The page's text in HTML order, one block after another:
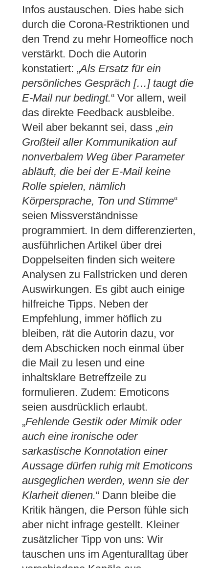
Infos austauschen. Dies habe sich
durch die Corona-Restriktionen und
den Trend zu mehr Homeoffice noch
verstärkt. Doch die Autorin
konstatiert: „Als Ersatz für ein
persönliches Gespräch […] taugt die
E-Mail nur bedingt.“ Vor allem, weil
das direkte Feedback ausbleibe.
Weil aber bekannt sei, dass „ein
Großteil aller Kommunikation auf
nonverbalem Weg über Parameter
abläuft, die bei der E-Mail keine
Rolle spielen, nämlich
Körpersprache, Ton und Stimme“
seien Missverständnisse
programmiert. In dem differenzierten,
ausführlichen Artikel über drei
Doppelseiten finden sich weitere
Analysen zu Fallstricken und deren
Auswirkungen. Es gibt auch einige
hilfreiche Tipps. Neben der
Empfehlung, immer höflich zu
bleiben, rät die Autorin dazu, vor
dem Abschicken noch einmal über
die Mail zu lesen und eine
inhaltsklare Betreffzeile zu
formulieren. Zudem: Emoticons
seien ausdrücklich erlaubt.
„Fehlende Gestik oder Mimik oder
auch eine ironische oder
sarkastische Konnotation einer
Aussage dürfen ruhig mit Emoticons
ausgeglichen werden, wenn sie der
Klarheit dienen.“ Dann bleibe die
Kritik hängen, die Person fühle sich
aber nicht infrage gestellt. Kleiner
zusätzlicher Tipp von uns: Wir
tauschen uns im Agenturalltag über